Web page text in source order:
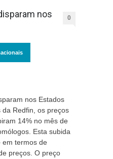
nos
0
nos Estados
da Redfin, os preços
14% no mês de
Esta subida
em termos de
preços. O preço